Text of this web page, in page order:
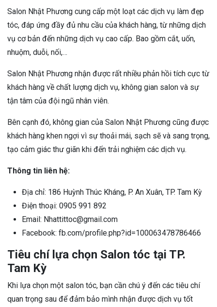
Salon Nhật Phương cung cấp một loạt các dịch vụ làm đẹp
tóc, đáp ứng đầy đủ nhu cầu của khách hàng, từ những dịch
vụ cơ bản đến những dịch vụ cao cấp. Bao gồm cắt, uốn,
nhuộm, duỗi, nối,…
Salon Nhật Phương nhận được rất nhiều phản hồi tích cực từ
khách hàng về chất lượng dịch vụ, không gian salon và sự
tận tâm của đội ngũ nhân viên.
Bên cạnh đó, không gian của Salon Nhật Phương cũng được
khách hàng khen ngợi vì sự thoải mái, sạch sẽ và sang trọng,
tạo cảm giác thư giãn khi đến trải nghiệm các dịch vụ.
Thông tin liên hệ:
Địa chỉ: 186 Huỳnh Thúc Kháng, P. An Xuân, TP. Tam Kỳ
Điện thoại: 0905 991 892
Email: Nhattittoc@gmail.com
Facebook: fb.com/profile.php?id=100063478786466
Tiêu chí lựa chọn Salon tóc tại TP.
Tam Kỳ
Khi lựa chọn một salon tóc, bạn cần chú ý đến các tiêu chí
quan trọng sau để đảm bảo mình nhận được dịch vụ tốt